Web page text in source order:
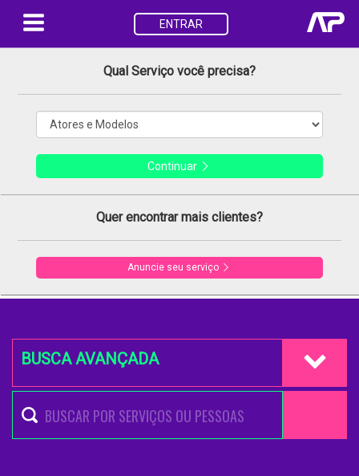
ENTRAR
Qual Serviço você precisa?
Continuar
Quer encontrar mais clientes?
Anuncie seu serviço
BUSCA AVANÇADA